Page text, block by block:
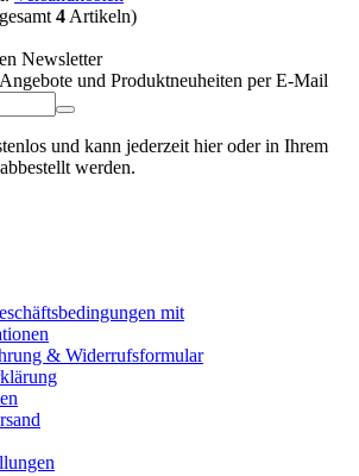
4 Artikeln)
Newsletter
und Produktneuheiten per E-Mail
und kann jederzeit hier oder in Ihrem
werden.
mit
& Widerrufsformular